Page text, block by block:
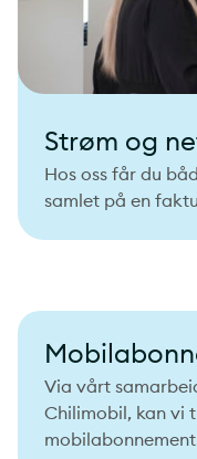
Strøm og
Hos oss får du
samlet på en
Via vårt
Chilimobil, kan vi